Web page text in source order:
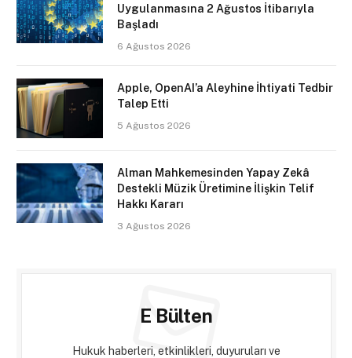
Uygulanmasına 2 Ağustos İtibarıyla
Başladı
6 Ağustos 2026
Apple, OpenAI’a Aleyhine İhtiyati Tedbir
Talep Etti
5 Ağustos 2026
Alman Mahkemesinden Yapay Zekâ
Destekli Müzik Üretimine İlişkin Telif
Hakkı Kararı
3 Ağustos 2026
E Bülten
Hukuk haberleri, etkinlikleri, duyuruları ve